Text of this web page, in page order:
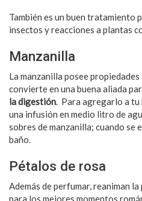
También es un buen tratamiento
insectos y reacciones a plantas
Manzanilla
La manzanilla posee
convierte en una buena aliada
la digestión. Para agregarlo a tu
una infusión en medio litro de
sobres de manzanilla; cuando se
baño.
Pétalos de rosa
Además de perfumar, reaniman
para los mejores momentos